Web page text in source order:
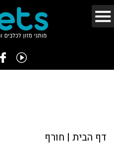
דף הבית | חורף